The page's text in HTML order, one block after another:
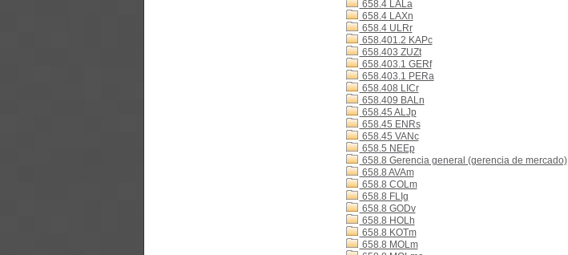
658.4 LALa
658.4 LAXn
658.4 ULRr
658.401.2 KAPc
658.403 ZUZt
658.403.1 GERf
658.403.1 PERa
658.408 LICr
658.409 BALn
658.45 ALJp
658.45 ENRs
658.45 VANc
658.5 NEEp
658.8 Gerencia general (gerencia de mercado)
658.8 AVAm
658.8 COLm
658.8 FLIg
658.8 GODv
658.8 HOLh
658.8 KOTm
658.8 MOLm